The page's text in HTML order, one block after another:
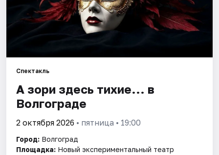
Спорт
События
Площадки
Артисты
Рейтинги
Спектакль
А зори здесь тихие... в
Волгограде
2 октября 2026 • пятница • 19:00
Город: Волгоград
Площадка: Новый экспериментальный театр